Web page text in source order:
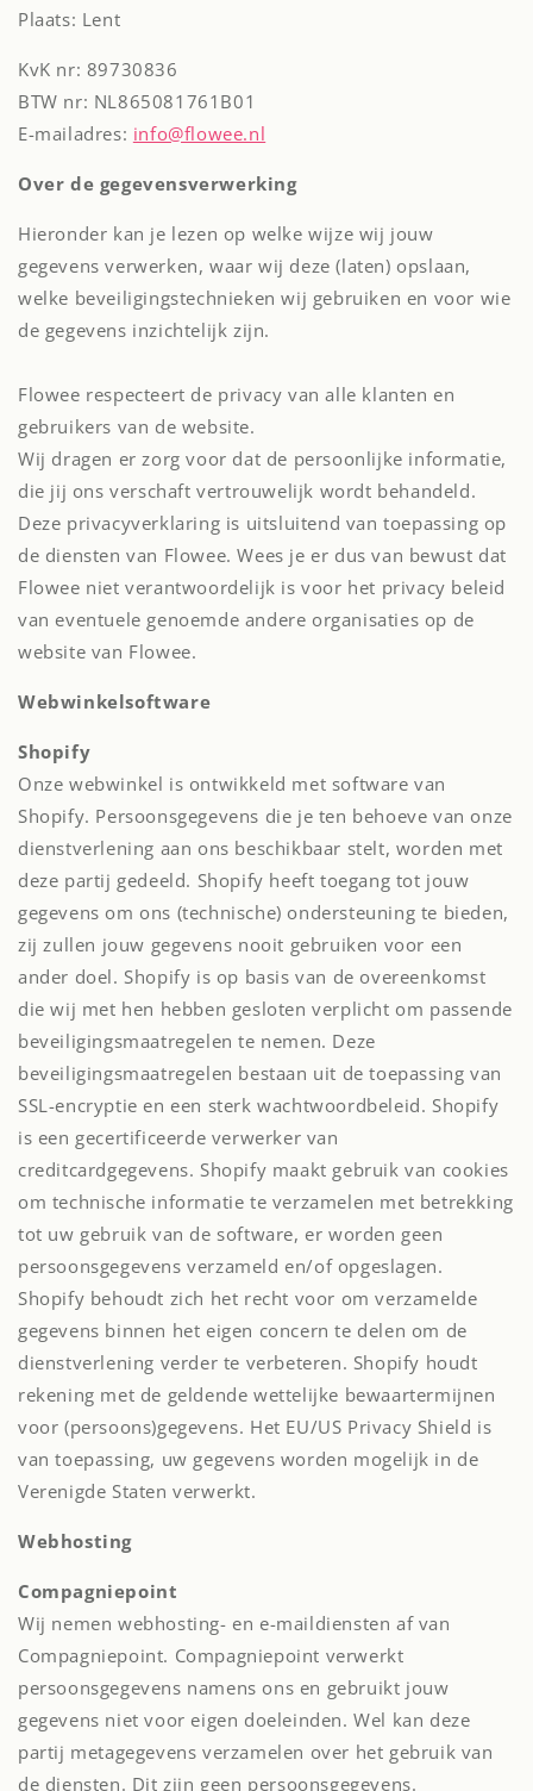
Plaats: Lent
KvK nr: 89730836
BTW nr: NL865081761B01
E-mailadres: info@flowee.nl
Over de gegevensverwerking
Hieronder kan je lezen op welke wijze wij jouw
gegevens verwerken, waar wij deze (laten) opslaan,
welke beveiligingstechnieken wij gebruiken en voor wie
de gegevens inzichtelijk zijn.
Flowee respecteert de privacy van alle klanten en
gebruikers van de website.
Wij dragen er zorg voor dat de persoonlijke informatie,
die jij ons verschaft vertrouwelijk wordt behandeld.
Deze privacyverklaring is uitsluitend van toepassing op
de diensten van Flowee. Wees je er dus van bewust dat
Flowee niet verantwoordelijk is voor het privacy beleid
van eventuele genoemde andere organisaties op de
website van Flowee.
Webwinkelsoftware
Shopify
Onze webwinkel is ontwikkeld met software van
Shopify. Persoonsgegevens die je ten behoeve van onze
dienstverlening aan ons beschikbaar stelt, worden met
deze partij gedeeld. Shopify heeft toegang tot jouw
gegevens om ons (technische) ondersteuning te bieden,
zij zullen jouw gegevens nooit gebruiken voor een
ander doel. Shopify is op basis van de overeenkomst
die wij met hen hebben gesloten verplicht om passende
beveiligingsmaatregelen te nemen. Deze
beveiligingsmaatregelen bestaan uit de toepassing van
SSL-encryptie en een sterk wachtwoordbeleid. Shopify
is een gecertificeerde verwerker van
creditcardgegevens. Shopify maakt gebruik van cookies
om technische informatie te verzamelen met betrekking
tot uw gebruik van de software, er worden geen
persoonsgegevens verzameld en/of opgeslagen.
Shopify behoudt zich het recht voor om verzamelde
gegevens binnen het eigen concern te delen om de
dienstverlening verder te verbeteren. Shopify houdt
rekening met de geldende wettelijke bewaartermijnen
voor (persoons)gegevens. Het EU/US Privacy Shield is
van toepassing, uw gegevens worden mogelijk in de
Verenigde Staten verwerkt.
Webhosting
Compagniepoint
Wij nemen webhosting- en e-maildiensten af van
Compagniepoint. Compagniepoint verwerkt
persoonsgegevens namens ons en gebruikt jouw
gegevens niet voor eigen doeleinden. Wel kan deze
partij metagegevens verzamelen over het gebruik van
de diensten. Dit zijn geen persoonsgegevens.